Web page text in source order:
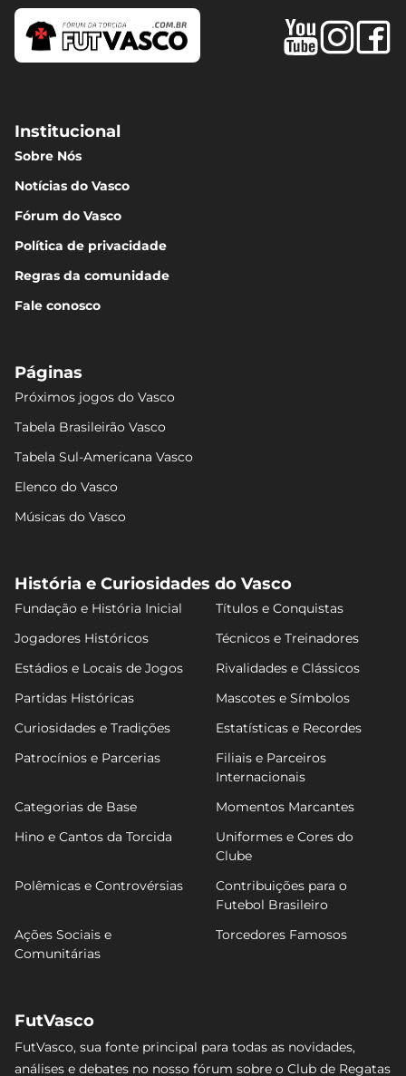
Institucional
Sobre Nós
Notícias do Vasco
Fórum do Vasco
Política de privacidade
Regras da comunidade
Fale conosco
Páginas
Próximos jogos do Vasco
Tabela Brasileirão Vasco
Tabela Sul-Americana Vasco
Elenco do Vasco
Músicas do Vasco
História e Curiosidades do Vasco
Fundação e História Inicial
Títulos e Conquistas
Jogadores Históricos
Técnicos e Treinadores
Estádios e Locais de Jogos
Rivalidades e Clássicos
Partidas Históricas
Mascotes e Símbolos
Curiosidades e Tradições
Estatísticas e Recordes
Patrocínios e Parcerias
Filiais e Parceiros
Internacionais
Categorias de Base
Momentos Marcantes
Hino e Cantos da Torcida
Uniformes e Cores do
Clube
Polêmicas e Controvérsias
Contribuições para o
Futebol Brasileiro
Ações Sociais e
Comunitárias
Torcedores Famosos
FutVasco
FutVasco, sua fonte principal para todas as novidades,
análises e debates no nosso fórum sobre o Club de Regatas